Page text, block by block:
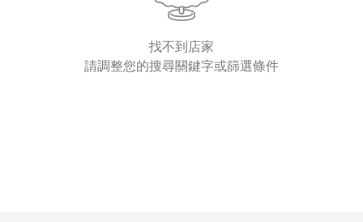
找不到店家
請調整您的搜尋關鍵字或篩選條件